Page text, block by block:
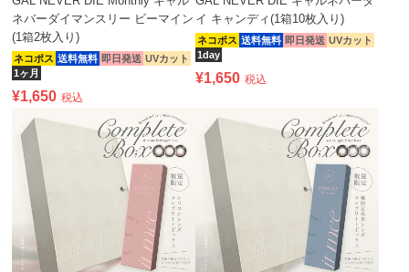
ネバーダイマンスリー ビーマイン
(1箱2枚入り)
ネコポス 送料無料 即日発送 UVカット
1ヶ月
¥1,650 税込
イ キャンディ(1箱10枚入り)
ネコポス 送料無料 即日発送 UVカット
1day
¥1,650 税込